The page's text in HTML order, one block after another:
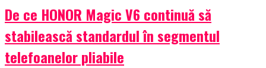
De ce HONOR Magic V6 continuă să
stabilească standardul în segmentul
telefoanelor pliabile